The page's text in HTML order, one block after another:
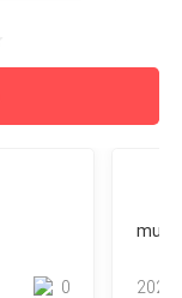
0
muy